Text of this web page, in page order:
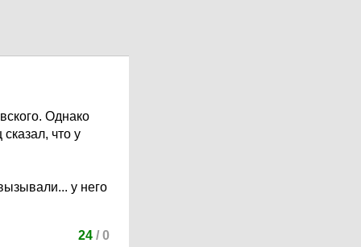
Однако
что у
у него
24 / 0